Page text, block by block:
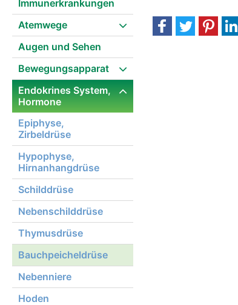
Immunerkrankungen
Atemwege
Augen und Sehen
Bewegungsapparat
Endokrines System,
Hormone
Epiphyse,
Zirbeldrüse
Hypophyse,
Hirnanhangdrüse
Schilddrüse
Nebenschilddrüse
Thymusdrüse
Bauchpeicheldrüse
Nebenniere
Hoden